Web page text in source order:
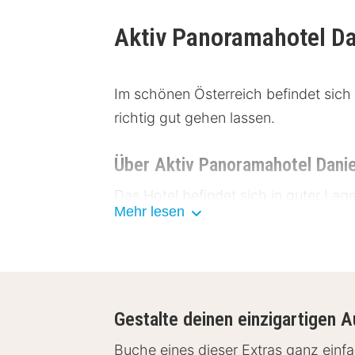
Aktiv Panoramahotel
Im schönen Österreich befindet
richtig gut gehen lassen.
Über Aktiv Panoramahotel
Das Hotel befindet sich in guter
für einen Urlaub voller Abenteuer
Radio und Balkon mit Blick in die
Mehr lesen
Gestalte deinen einzigartigen
Buche eines dieser Extras ganz